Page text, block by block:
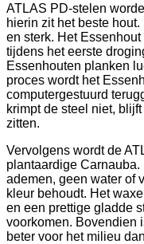
ATLAS PD-stelen
hierin zit het beste
en sterk. Het
tijdens het eerste
Essenhouten planken
proces wordt het
computergestuurd
krimpt de steel niet,
zitten.
Vervolgens wordt de
plantaardige Carnauba.
ademen, geen water of
kleur behoudt. Het
en een prettige gladde
voorkomen. Bovendien
beter voor het milieu